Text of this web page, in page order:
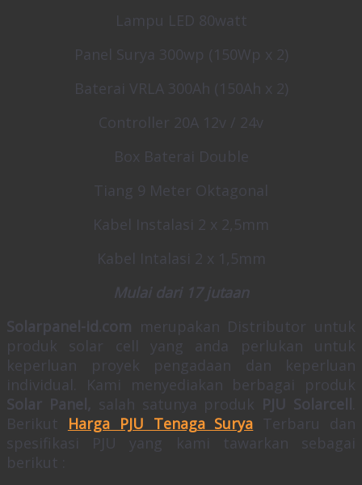
Lampu LED 80watt
Panel Surya 300wp (150Wp x 2)
Baterai VRLA 300Ah (150Ah x 2)
Controller 20A 12v / 24v
Box Baterai Double
Tiang 9 Meter Oktagonal
Kabel Instalasi 2 x 2,5mm
Kabel Intalasi 2 x 1,5mm
Mulai dari 17 jutaan
Solarpanel-id.com merupakan Distributor untuk
produk solar cell yang anda perlukan untuk
keperluan proyek pengadaan dan keperluan
individual. Kami menyediakan berbagai produk
Solar Panel, salah satunya produk PJU Solarcell
Berikut Harga PJU Tenaga Surya Terbaru dan
spesifikasi PJU yang kami tawarkan sebagai
berikut :